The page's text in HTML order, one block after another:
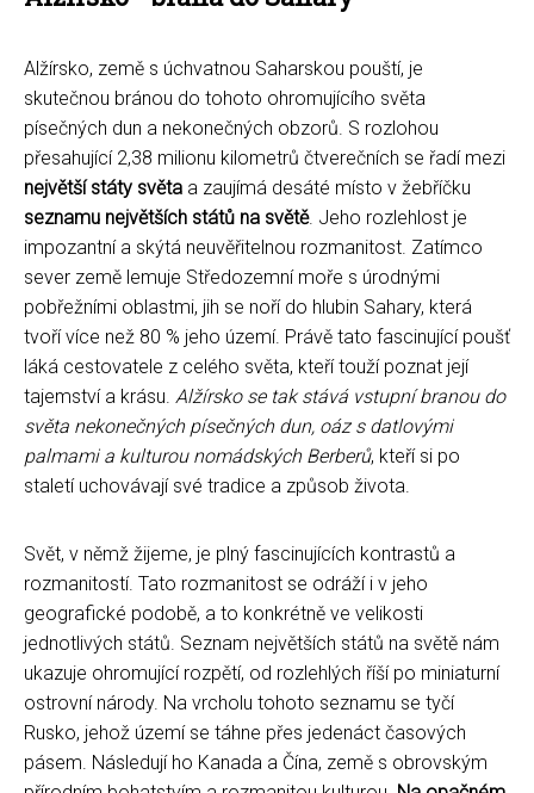
Alžírsko, země s úchvatnou Saharskou pouští, je
skutečnou bránou do tohoto ohromujícího světa
písečných dun a nekonečných obzorů. S rozlohou
přesahující 2,38 milionu kilometrů čtverečních se řadí mezi
největší státy světa a zaujímá desáté místo v žebříčku
seznamu největších států na světě. Jeho rozlehlost je
impozantní a skýtá neuvěřitelnou rozmanitost. Zatímco
sever země lemuje Středozemní moře s úrodnými
pobřežními oblastmi, jih se noří do hlubin Sahary, která
tvoří více než 80 % jeho území. Právě tato fascinující poušť
láká cestovatele z celého světa, kteří touží poznat její
tajemství a krásu. Alžírsko se tak stává vstupní branou do
světa nekonečných písečných dun, oáz s datlovými
palmami a kulturou nomádských Berberů, kteří si po
staletí uchovávají své tradice a způsob života.
Svět, v němž žijeme, je plný fascinujících kontrastů a
rozmanitostí. Tato rozmanitost se odráží i v jeho
geografické podobě, a to konkrétně ve velikosti
jednotlivých států. Seznam největších států na světě nám
ukazuje ohromující rozpětí, od rozlehlých říší po miniaturní
ostrovní národy. Na vrcholu tohoto seznamu se tyčí
Rusko, jehož území se táhne přes jedenáct časových
pásem. Následují ho Kanada a Čína, země s obrovským